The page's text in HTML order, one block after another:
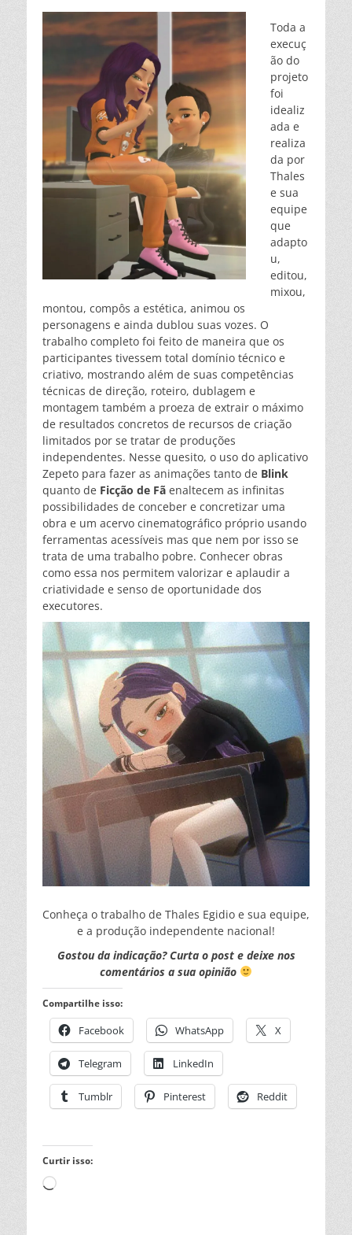
Toda a
execuç
ão do
projeto
foi
idealiz
ada e
realiza
da por
Thales
e sua
equipe
que
adapto
u,
editou,
mixou,
montou, compôs a estética, animou os
personagens e ainda dublou suas vozes. O
trabalho completo foi feito de maneira que os
participantes tivessem total domínio técnico e
criativo, mostrando além de suas competências
técnicas de direção, roteiro, dublagem e
montagem também a proeza de extrair o máximo
de resultados concretos de recursos de criação
limitados por se tratar de produções
independentes. Nesse quesito, o uso do aplicativo
Zepeto para fazer as animações tanto de Blink
quanto de Ficção de Fã enaltecem as infinitas
possibilidades de conceber e concretizar uma
obra e um acervo cinematográfico próprio usando
ferramentas acessíveis mas que nem por isso se
trata de uma trabalho pobre. Conhecer obras
como essa nos permitem valorizar e aplaudir a
criatividade e senso de oportunidade dos
executores.
Conheça o trabalho de Thales Egidio e sua equipe,
e a produção independente nacional!
Gostou da indicação? Curta o post e deixe nos
comentários a sua opinião
Compartilhe isso:
Facebook WhatsApp X
Telegram LinkedIn
Tumblr Pinterest Reddit
Curtir isso:
Carregando...